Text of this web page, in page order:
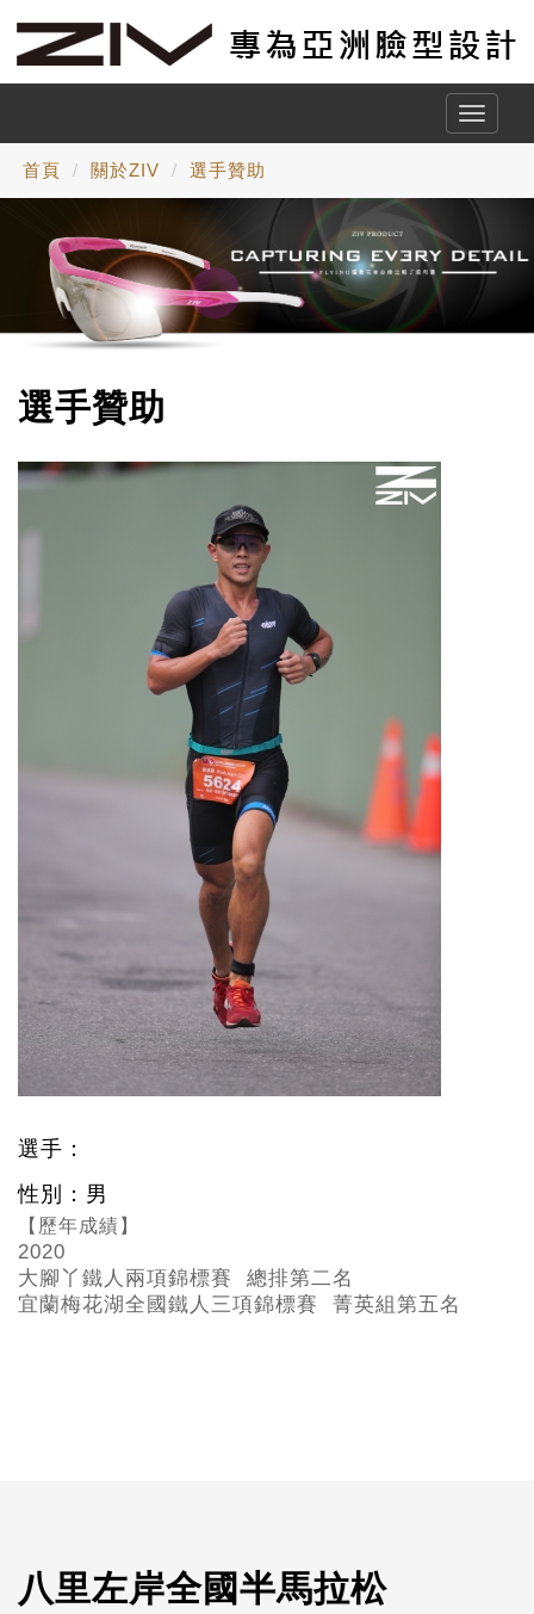
Toggle
首頁 關於ZIV 選手贊助
選手贊助
選手：
性別：男
【歷年成績】
2020
大腳丫鐵人兩項錦標賽 總排第二名
宜蘭梅花湖全國鐵人三項錦標賽 菁英組第五名
八里左岸全國半馬拉松